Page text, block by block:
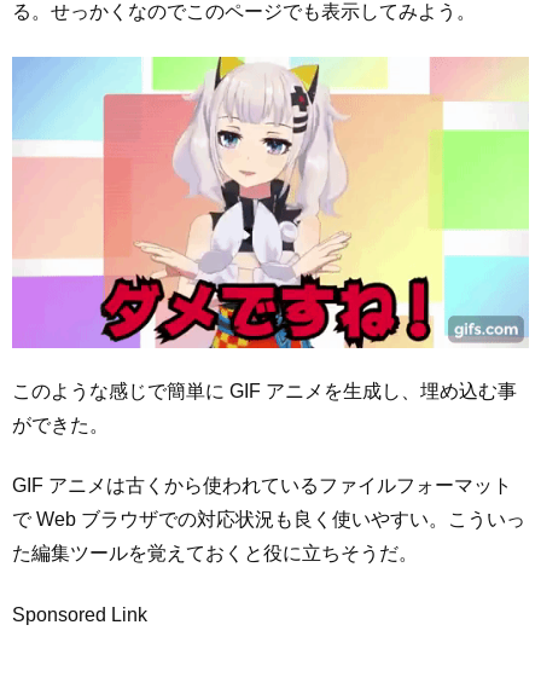
る。せっかくなのでこのページでも表示してみよう。
このような感じで簡単に GIF アニメを生成し、埋め込む事
ができた。
GIF アニメは古くから使われているファイルフォーマット
で Web ブラウザでの対応状況も良く使いやすい。こういっ
た編集ツールを覚えておくと役に立ちそうだ。
Sponsored Link